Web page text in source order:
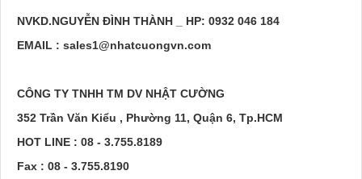
NVKD.NGUYỄN ĐÌNH THÀNH _ HP: 0932 046 184
EMAIL : sales1@nhatcuongvn.com
CÔNG TY TNHH TM DV NHẬT CƯỜNG
352 Trần Văn Kiểu , Phường 11, Quận 6, Tp.HCM
HOT LINE : 08 - 3.755.8189
Fax : 08 - 3.755.8190